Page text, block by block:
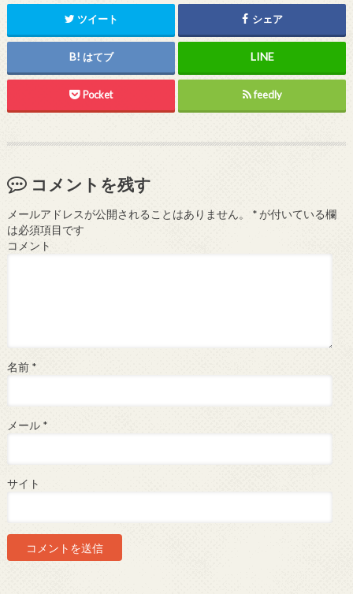
ツイート シェア
はてブ
Pocket feedly
コメントを残す
メールアドレスが公開されることはありません。 *が付いている欄
は必須項目です
コメント
名前 *
メール *
サイト